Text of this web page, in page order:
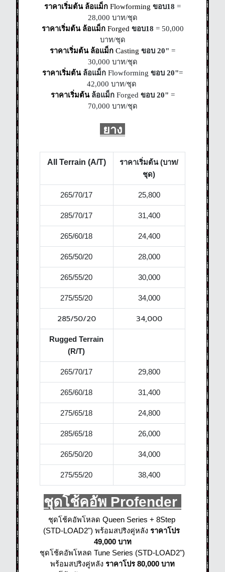
ราคาเริ่มต้น ล้อแม็ก Flowforming ขอบ18 =
28,000 บาท/ชุด
ราคาเริ่มต้น ล้อแม็ก Forged ขอบ18 = 50,000
บาท/ชุด
ราคาเริ่มต้น ล้อแม็ก Casting ขอบ 20" =
30,000 บาท/ชุด
ราคาเริ่มต้น ล้อแม็ก Flowforming ขอบ 20"=
42,000 บาท/ชุด
ราคาเริ่มต้น ล้อแม็กForged ขอบ 20" =
70,000 บาท/ชุด
ยาง
All Terrain (A/T)
ราคาเริ่มต้น (บาท/
ชุด)
265/70/17 25,800
285/70/17 31,400
265/60/18 24,400
265/50/20 28,000
265/55/20 30,000
275/55/20 34,000
285/50/20 34,000
Rugged Terrain
(R/T)
265/70/17 29,800
265/60/18 31,400
275/65/18 24,800
285/65/18 26,000
265/50/20 34,000
275/55/20 38,400
ชุดโช้คอัพ Profender
ชุดโช้คอัพโหลด Queen Series + 8Step
(STD-LOAD2") พร้อมสปริงคู่หลัง ราคาโปร
49,000 บาท
ชุดโช้คอัพโหลด Tune Series (STD-LOAD2")
พร้อมสปริงคู่หลัง ราคาโปร 80,000 บาท